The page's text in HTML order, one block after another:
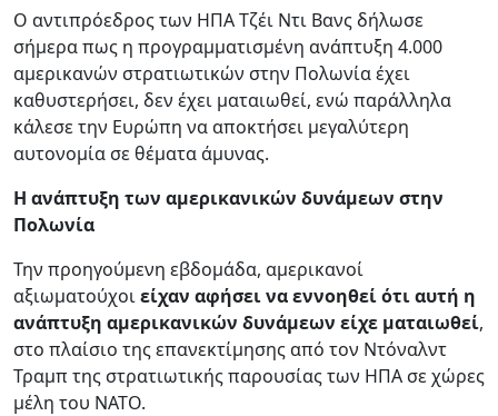
Ο αντιπρόεδρος των ΗΠΑ Τζέι Ντι Βανς δήλωσε
σήμερα πως η προγραμματισμένη ανάπτυξη 4.000
αμερικανών στρατιωτικών στην Πολωνία έχει
καθυστερήσει, δεν έχει ματαιωθεί, ενώ παράλληλα
κάλεσε την Ευρώπη να αποκτήσει μεγαλύτερη
αυτονομία σε θέματα άμυνας.
Η ανάπτυξη των αμερικανικών δυνάμεων στην
Πολωνία
Την προηγούμενη εβδομάδα, αμερικανοί
αξιωματούχοιείχαν αφήσει να εννοηθεί ότι αυτή η
ανάπτυξη αμερικανικών δυνάμεων είχε ματαιωθεί,
στο πλαίσιο της επανεκτίμησης από τον Ντόναλντ
Τραμπ της στρατιωτικής παρουσίας των ΗΠΑ σε χώρες
μέλη του ΝΑΤΟ.